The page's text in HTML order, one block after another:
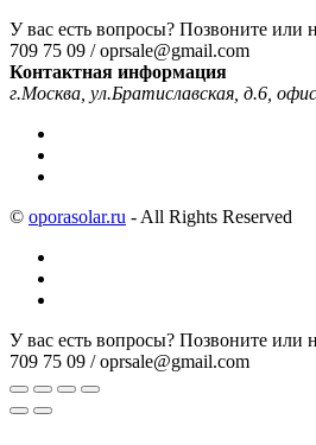
У вас есть вопросы? Позвоните или
709 75 09 / oprsale@gmail.com
Контактная информация
г.Москва, ул.Братиславская, д.6,
© oporasolar.ru - All Rights Reserved
У вас есть вопросы? Позвоните или
709 75 09 / oprsale@gmail.com